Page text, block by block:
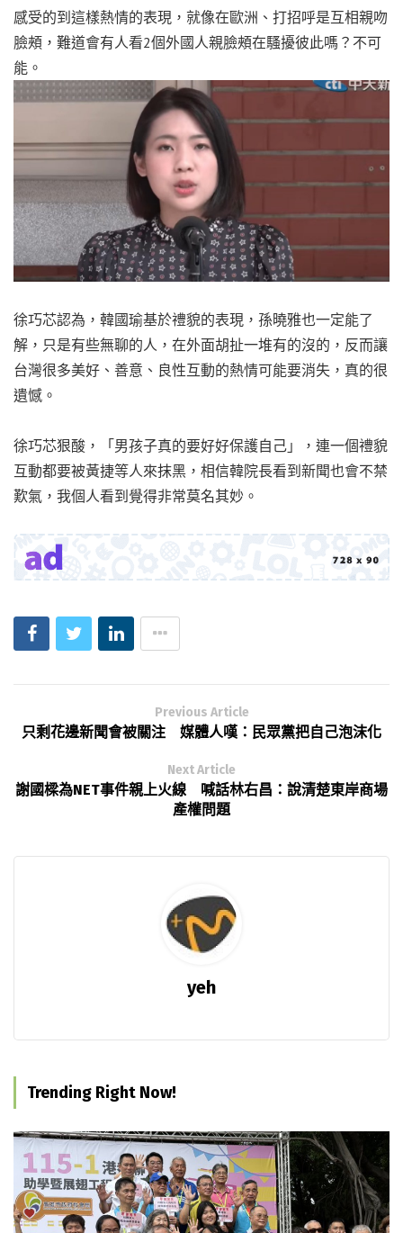
感受的到這樣熱情的表現，就像在歐洲、打招呼是互相親吻
臉頰，難道會有人看2個外國人親臉頰在騷擾彼此嗎？不可
能。
徐巧芯認為，韓國瑜基於禮貌的表現，孫曉雅也一定能了
解，只是有些無聊的人，在外面胡扯一堆有的沒的，反而讓
台灣很多美好、善意、良性互動的熱情可能要消失，真的很
遺憾。
徐巧芯狠酸，「男孩子真的要好好保護自己」，連一個禮貌
互動都要被黃捷等人來抹黑，相信韓院長看到新聞也會不禁
歎氣，我個人看到覺得非常莫名其妙。
Previous Article
只剩花邊新聞會被關注 媒體人嘆：民眾黨把自己泡沫化
Next Article
謝國樑為NET事件親上火線 喊話林右昌：說清楚東岸商場
產權問題
yeh
Trending Right Now!